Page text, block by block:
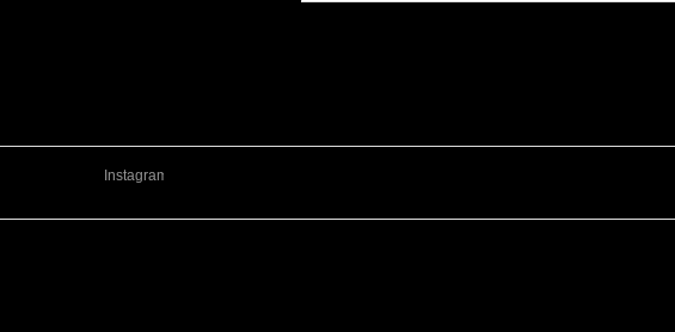
Instagram